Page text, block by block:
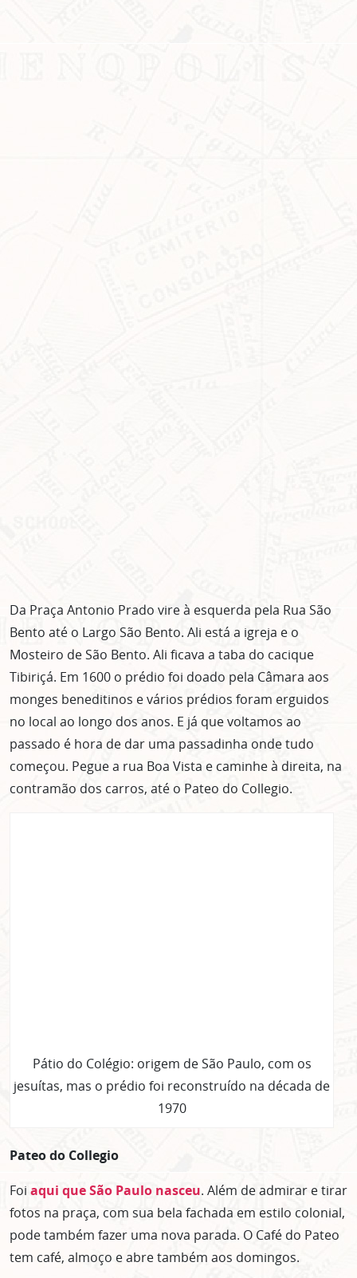
Da Praça Antonio Prado vire à esquerda pela Rua São
Bento até o Largo São Bento. Ali está a igreja e o
Mosteiro de São Bento. Ali ficava a taba do cacique
Tibiriçá. Em 1600 o prédio foi doado pela Câmara aos
monges beneditinos e vários prédios foram erguidos
no local ao longo dos anos. E já que voltamos ao
passado é hora de dar uma passadinha onde tudo
começou. Pegue a rua Boa Vista e caminhe à direita, na
contramão dos carros, até o Pateo do Collegio.
Pátio do Colégio: origem de São Paulo, com os
jesuítas, mas o prédio foi reconstruído na década de
1970
Pateo do Collegio
Foi aqui que São Paulo nasceu. Além de admirar e tirar
fotos na praça, com sua bela fachada em estilo colonial,
pode também fazer uma nova parada. O Café do Pateo
tem café, almoço e abre também aos domingos.